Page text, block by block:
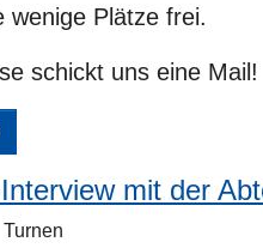
wenige Plätze frei.
schickt uns eine Mail!
mit der
Turnen